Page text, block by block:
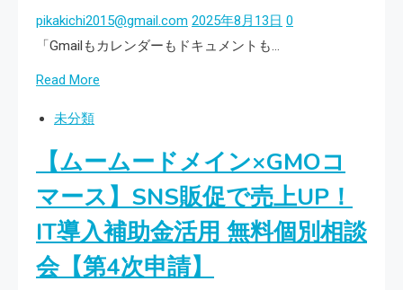
で
も
全
フ
ィ
ス
を
≪
pikakichi2015@gmail.com 2025年8月13日 0
「Gmailもカレンダーもドキュメントも…
Read More
【25%OFF】
ー
ム
ー
ド
未分類
【ムームードメイン×GMOコ
マース】SNS販促で売上UP！
IT導入補助金活用 無料個別相談
会【第4次申請】